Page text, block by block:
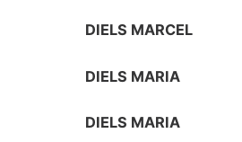
DIELS MARCEL
DIELS MARIA
DIELS MARIA